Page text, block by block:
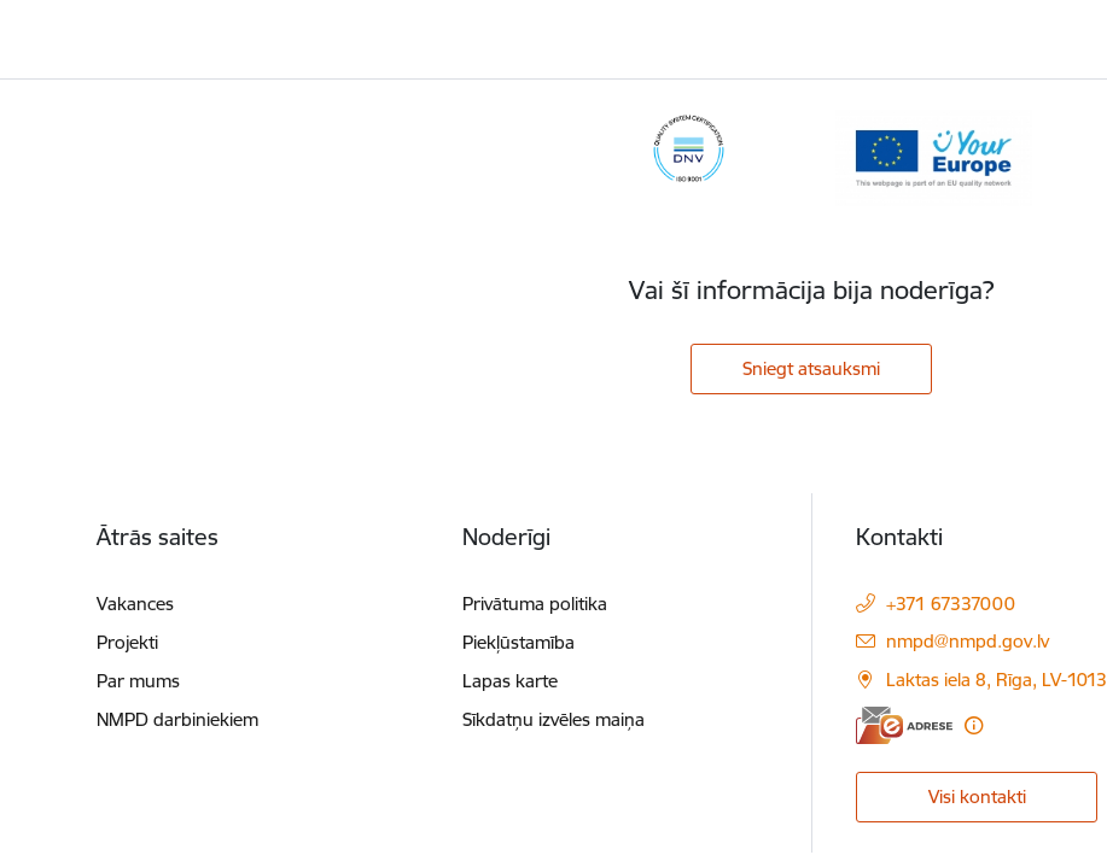
Vai šī informācija bija noderīga?
Sniegt atsauksmi
Ātrās saites
Vakances
Projekti
Par mums
NMPD darbiniekiem
Noderīgi
Privātuma politika
Piekļūstamība
Lapas karte
Sīkdatņu izvēles maiņa
Kontakti
+371 67337000
E-pasts:
nmpd@nmpd.gov.lv
Laktas iela 8, Rīga, LV-1013
Visi kontakti